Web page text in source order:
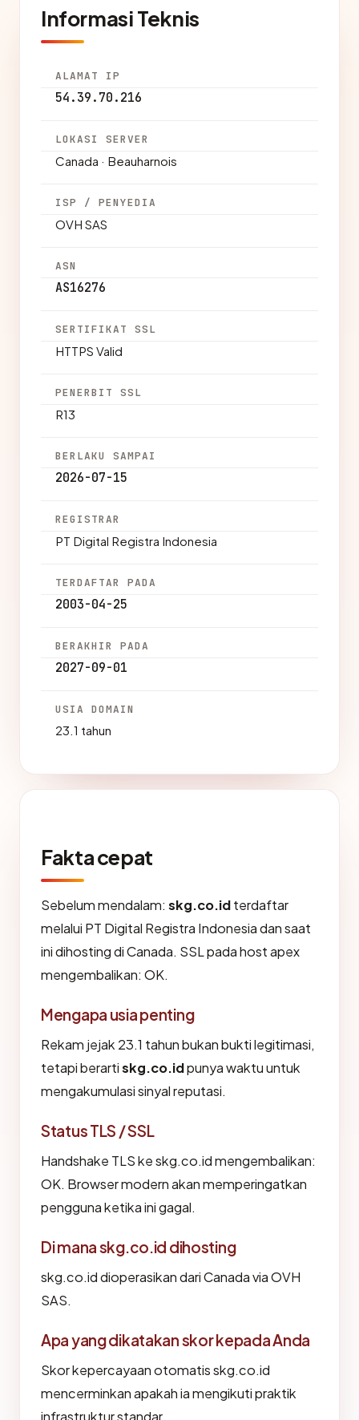
Informasi Teknis
ALAMAT IP
54.39.70.216
LOKASI SERVER
Canada · Beauharnois
ISP / PENYEDIA
OVH SAS
ASN
AS16276
SERTIFIKAT SSL
HTTPS Valid
PENERBIT SSL
R13
BERLAKU SAMPAI
2026-07-15
REGISTRAR
PT Digital Registra Indonesia
TERDAFTAR PADA
2003-04-25
BERAKHIR PADA
2027-09-01
USIA DOMAIN
23.1 tahun
Fakta cepat
Sebelum mendalam: skg.co.idterdaftar
melalui PT Digital Registra Indonesia dan saat
ini dihosting di Canada. SSL pada host apex
mengembalikan: OK.
Mengapa usia penting
Rekam jejak 23.1 tahun bukan bukti legitimasi,
tetapi berartiskg.co.idpunya waktu untuk
mengakumulasi sinyal reputasi.
Status TLS / SSL
Handshake TLS ke skg.co.id mengembalikan:
OK. Browser modern akan memperingatkan
pengguna ketika ini gagal.
Di mana skg.co.id dihosting
skg.co.id dioperasikan dari Canada via OVH
SAS.
Apa yang dikatakan skor kepada Anda
Skor kepercayaan otomatis skg.co.id
mencerminkan apakah ia mengikuti praktik
infrastruktur standar.